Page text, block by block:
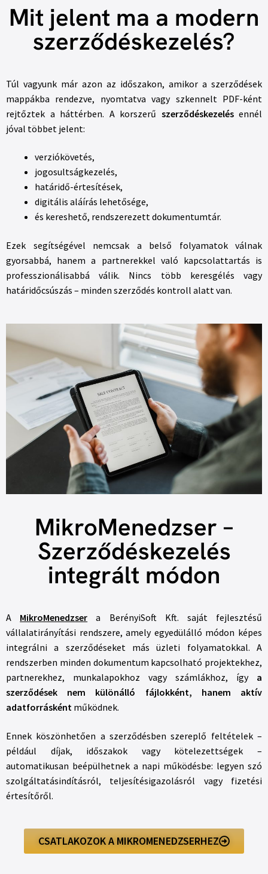
Mit jelent ma a modern
szerződéskezelés?
Túl vagyunk már azon az időszakon, amikor a szerződések
mappákba rendezve, nyomtatva vagy szkennelt PDF-ként
rejtőztek a háttérben. A korszerű szerződéskezelésennél
jóval többet jelent:
verziókövetés,
jogosultságkezelés,
határidő-értesítések,
digitális aláírás lehetősége,
és kereshető, rendszerezett dokumentumtár.
Ezek segítségével nemcsak a belső folyamatok válnak
gyorsabbá, hanem a partnerekkel való kapcsolattartás is
professzionálisabbá válik. Nincs több keresgélés vagy
határidőcsúszás – minden szerződés kontroll alatt van.
MikroMenedzser –
Szerződéskezelés
integrált módon
A MikroMenedzser a BerényiSoft Kft. saját fejlesztésű
vállalatirányítási rendszere, amely egyedülálló módon képes
integrálni a szerződéseket más üzleti folyamatokkal. A
rendszerben minden dokumentum kapcsolható projektekhez,
partnerekhez, munkalapokhoz vagy számlákhoz, így a
szerződések nem különálló fájlokként, hanem aktív
adatforrásként működnek.
Ennek köszönhetően a szerződésben szereplő feltételek –
például díjak, időszakok vagy kötelezettségek –
automatikusan beépülhetnek a napi működésbe: legyen szó
szolgáltatásindításról, teljesítésigazolásról vagy fizetési
értesítőről.
CSATLAKOZOK A MIKROMENEDZSERHEZ